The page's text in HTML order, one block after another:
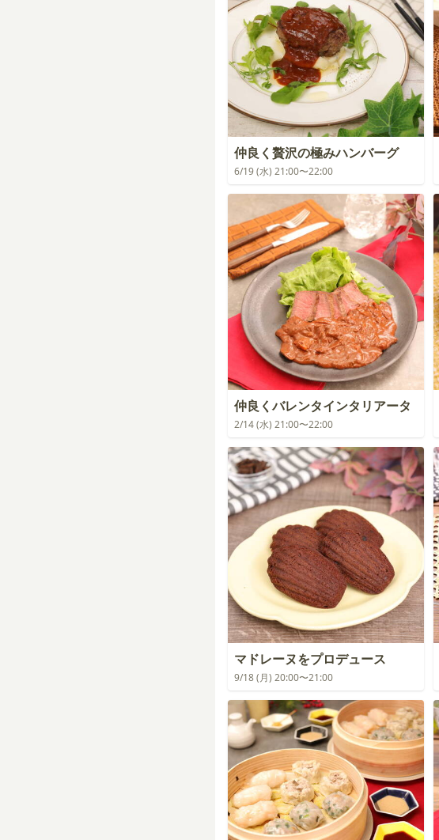
仲良く贅沢の極みハンバーグ
6/19 (水) 21:00〜22:00
仲良くバレンタインタリアータ
2/14 (水) 21:00〜22:00
マドレーヌをプロデュース
9/18 (月) 20:00〜21:00